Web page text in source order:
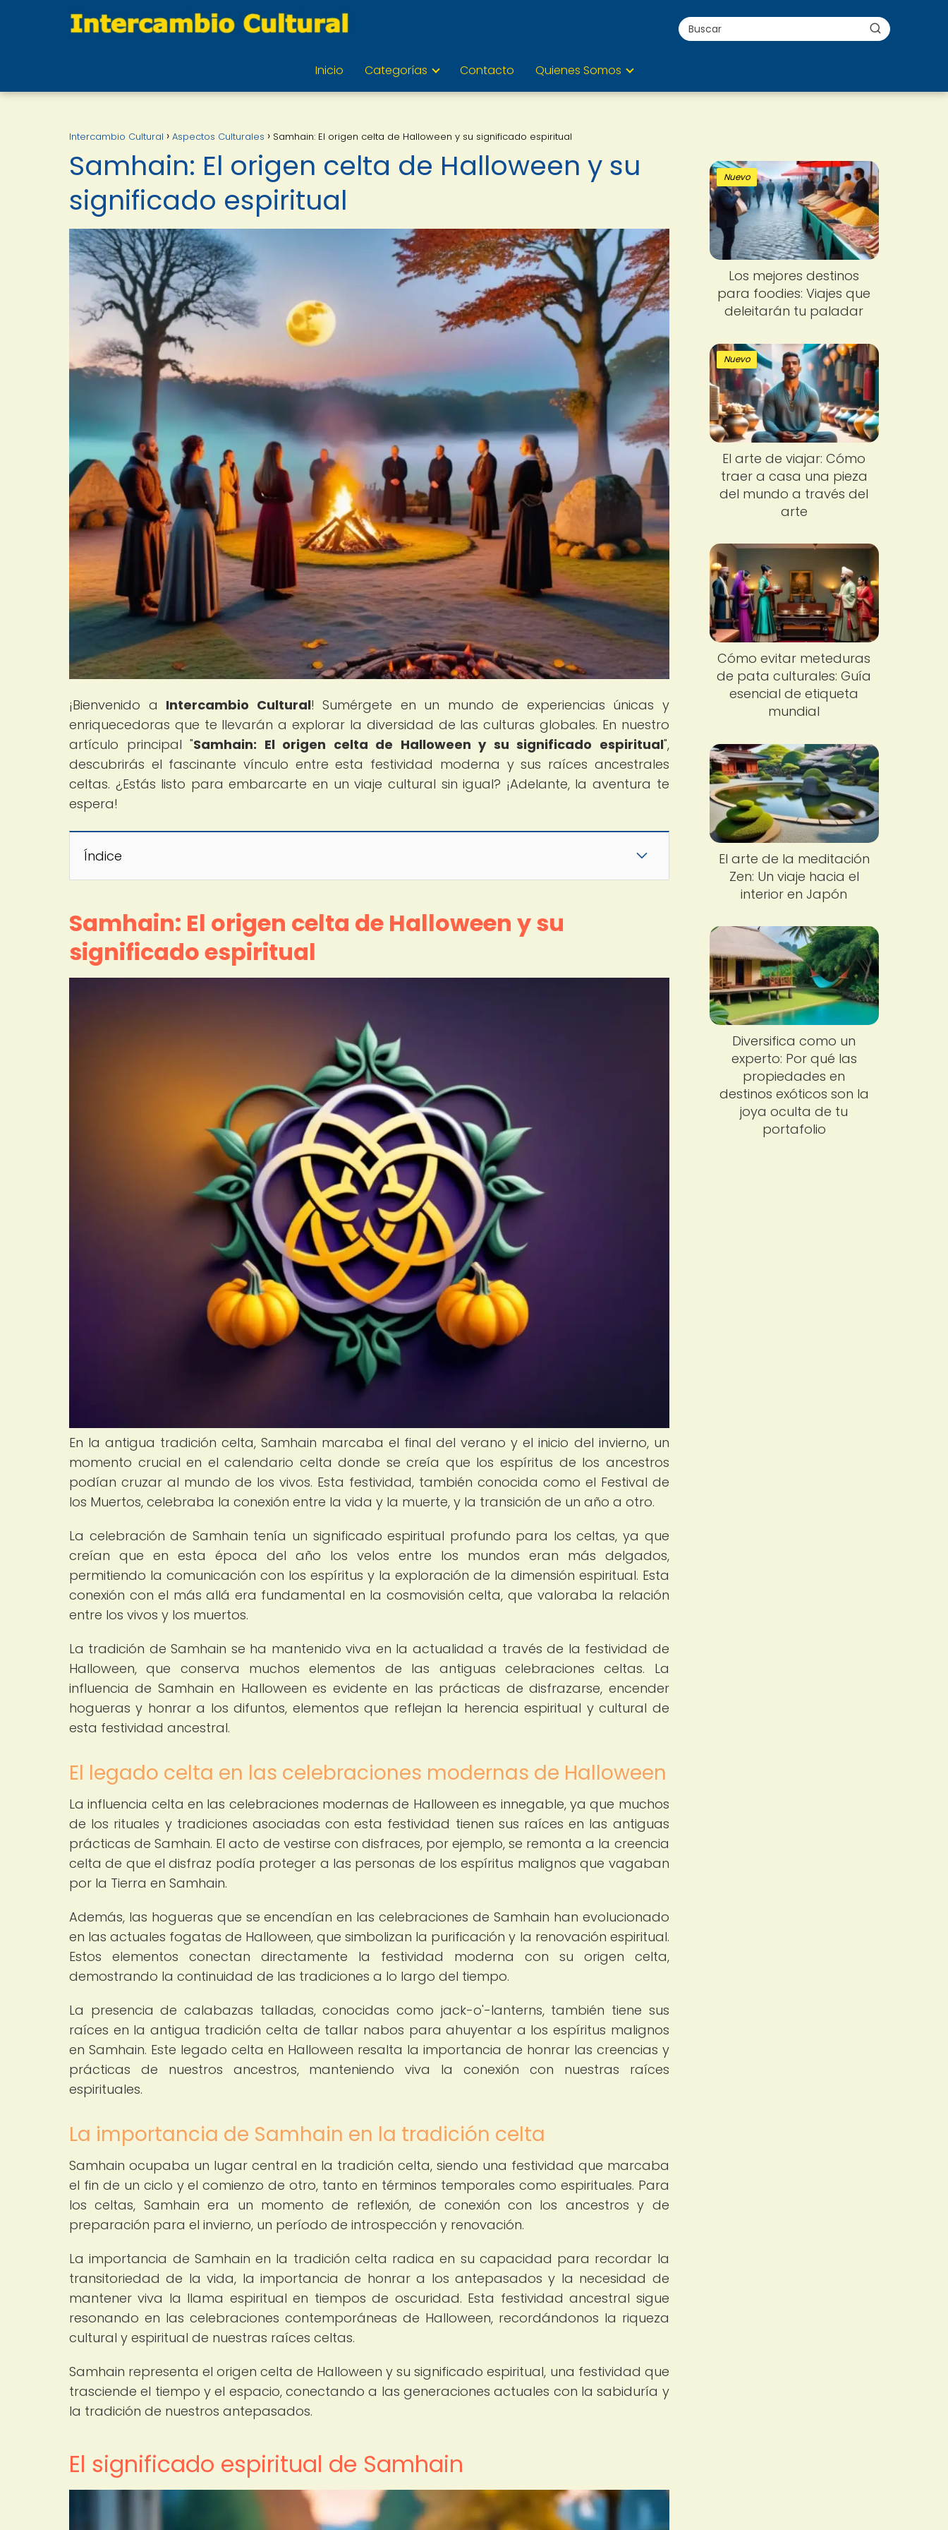
Inicio Categorías Contacto Quienes Somos
Intercambio Cultural Aspectos Culturales Samhain: El origen celta de Halloween y su significado espiritual
Samhain: El origen celta de Halloween y su
significado espiritual
¡Bienvenido a Intercambio Cultural! Sumérgete en un mundo de experiencias únicas y
enriquecedoras que te llevarán a explorar la diversidad de las culturas globales. En nuestro
artículo principal "Samhain: El origen celta de Halloween y su significado espiritual",
descubrirás el fascinante vínculo entre esta festividad moderna y sus raíces ancestrales
celtas. ¿Estás listo para embarcarte en un viaje cultural sin igual? ¡Adelante, la aventura te
espera!
Índice
Samhain: El origen celta de Halloween y su
significado espiritual
En la antigua tradición celta, Samhain marcaba el final del verano y el inicio del invierno, un
momento crucial en el calendario celta donde se creía que los espíritus de los ancestros
podían cruzar al mundo de los vivos. Esta festividad, también conocida como el Festival de
los Muertos, celebraba la conexión entre la vida y la muerte, y la transición de un año a otro.
La celebración de Samhain tenía un significado espiritual profundo para los celtas, ya que
creían que en esta época del año los velos entre los mundos eran más delgados,
permitiendo la comunicación con los espíritus y la exploración de la dimensión espiritual. Esta
conexión con el más allá era fundamental en la cosmovisión celta, que valoraba la relación
entre los vivos y los muertos.
La tradición de Samhain se ha mantenido viva en la actualidad a través de la festividad de
Halloween, que conserva muchos elementos de las antiguas celebraciones celtas. La
influencia de Samhain en Halloween es evidente en las prácticas de disfrazarse, encender
hogueras y honrar a los difuntos, elementos que reflejan la herencia espiritual y cultural de
esta festividad ancestral.
El legado celta en las celebraciones modernas de Halloween
La influencia celta en las celebraciones modernas de Halloween es innegable, ya que muchos
de los rituales y tradiciones asociadas con esta festividad tienen sus raíces en las antiguas
prácticas de Samhain. El acto de vestirse con disfraces, por ejemplo, se remonta a la creencia
celta de que el disfraz podía proteger a las personas de los espíritus malignos que vagaban
por la Tierra en Samhain.
Además, las hogueras que se encendían en las celebraciones de Samhain han evolucionado
en las actuales fogatas de Halloween, que simbolizan la purificación y la renovación espiritual.
Estos elementos conectan directamente la festividad moderna con su origen celta,
demostrando la continuidad de las tradiciones a lo largo del tiempo.
La presencia de calabazas talladas, conocidas como jack-o'-lanterns, también tiene sus
raíces en la antigua tradición celta de tallar nabos para ahuyentar a los espíritus malignos
en Samhain. Este legado celta en Halloween resalta la importancia de honrar las creencias y
prácticas de nuestros ancestros, manteniendo viva la conexión con nuestras raíces
espirituales.
La importancia de Samhain en la tradición celta
Samhain ocupaba un lugar central en la tradición celta, siendo una festividad que marcaba
el fin de un ciclo y el comienzo de otro, tanto en términos temporales como espirituales. Para
los celtas, Samhain era un momento de reflexión, de conexión con los ancestros y de
preparación para el invierno, un período de introspección y renovación.
La importancia de Samhain en la tradición celta radica en su capacidad para recordar la
transitoriedad de la vida, la importancia de honrar a los antepasados y la necesidad de
mantener viva la llama espiritual en tiempos de oscuridad. Esta festividad ancestral sigue
resonando en las celebraciones contemporáneas de Halloween, recordándonos la riqueza
cultural y espiritual de nuestras raíces celtas.
Samhain representa el origen celta de Halloween y su significado espiritual, una festividad que
trasciende el tiempo y el espacio, conectando a las generaciones actuales con la sabiduría y
la tradición de nuestros antepasados.
El significado espiritual de Samhain
Nuevo
Los mejores destinos
para foodies: Viajes que
deleitarán tu paladar
Nuevo
El arte de viajar: Cómo
traer a casa una pieza
del mundo a través del
arte
Cómo evitar meteduras
de pata culturales: Guía
esencial de etiqueta
mundial
El arte de la meditación
Zen: Un viaje hacia el
interior en Japón
Diversifica como un
experto: Por qué las
propiedades en
destinos exóticos son la
joya oculta de tu
portafolio